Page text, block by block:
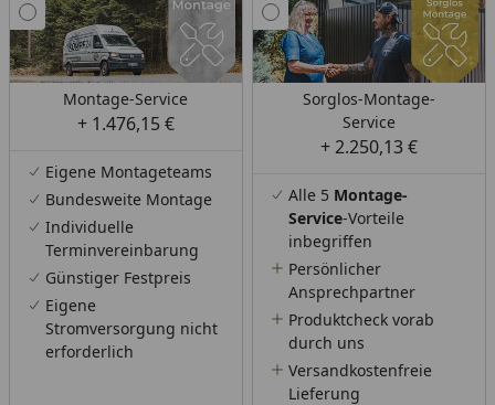
Montage-Service
+ 1.476,15 €
Eigene Montageteams
Bundesweite Montage
Individuelle
Terminvereinbarung
Günstiger Festpreis
Eigene
Stromversorgung nicht
erforderlich
Sorglos-Montage-
Service
+ 2.250,13 €
Alle 5 Montage-
Service-Vorteile
inbegriffen
Persönlicher
Ansprechpartner
Produktcheck vorab
durch uns
Versandkostenfreie
Lieferung